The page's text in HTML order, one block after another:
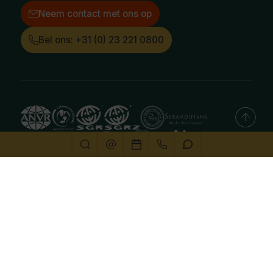
Neem contact met ons op
Bel ons: +31 (0) 23 221 0800